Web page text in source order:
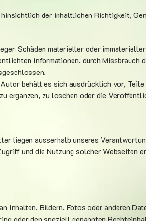
der inhaltlichen Richtigkeit,
Schäden materieller oder
Informationen, durch Missbrauch
behält es sich ausdrücklich vor,
ergänzen, zu löschen oder die
liegen ausserhalb unseres
und die Nutzung solcher Webseiten
Inhalten, Bildern, Fotos oder anderen
oder den speziell genannten